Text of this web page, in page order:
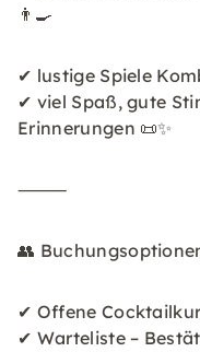
👨‍🍳
✔ lustige Spiele
✔ viel Spaß, gute
Erinnerungen 📜✨
⸻
👥
✔ Offene
✔ Warteliste –